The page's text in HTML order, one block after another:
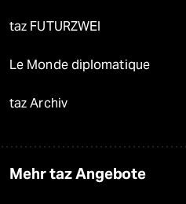
taz FUTURZWEI
Le Monde diplomatique
taz Archiv
Mehr taz Angebote